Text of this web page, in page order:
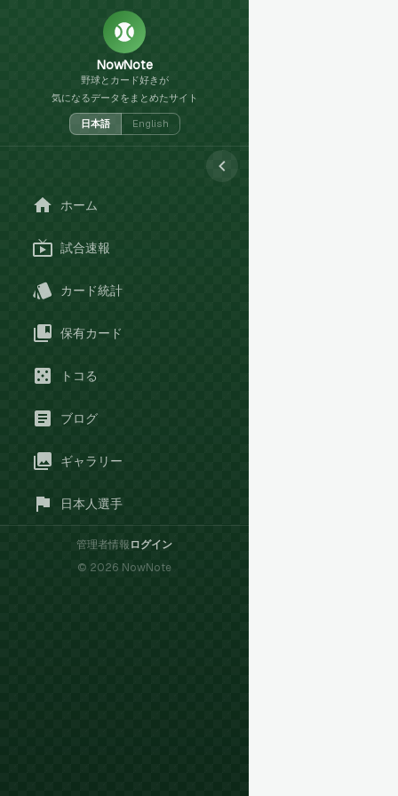
NowNote
野球とカード好きが
気になるデータをまとめたサイト
日本語 English
ホーム
試合速報
カード統計
保有カード
トコる
ブログ
ギャラリー
日本人選手
管理者情報 ログイン
© 2026 NowNote